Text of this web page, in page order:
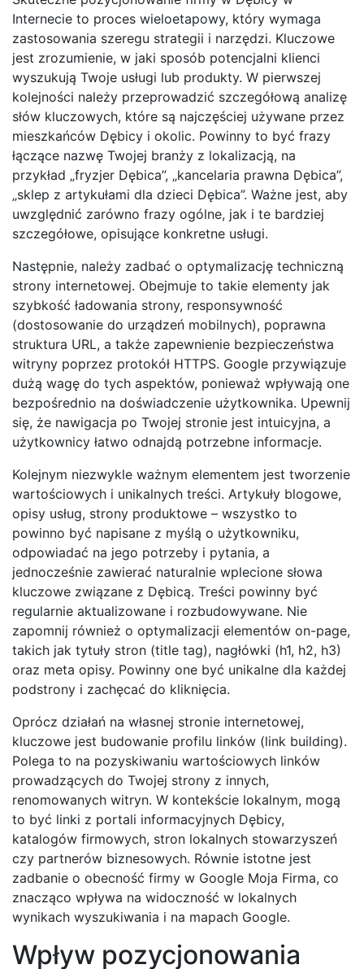
Internecie to proces wieloetapowy, który wymaga
zastosowania szeregu strategii i narzędzi. Kluczowe
jest zrozumienie, w jaki sposób potencjalni klienci
wyszukują Twoje usługi lub produkty. W pierwszej
kolejności należy przeprowadzić szczegółową analizę
słów kluczowych, które są najczęściej używane przez
mieszkańców Dębicy i okolic. Powinny to być frazy
łączące nazwę Twojej branży z lokalizacją, na
przykład „fryzjer Dębica”, „kancelaria prawna Dębica”,
„sklep z artykułami dla dzieci Dębica”. Ważne jest, aby
uwzględnić zarówno frazy ogólne, jak i te bardziej
szczegółowe, opisujące konkretne usługi.
Następnie, należy zadbać o optymalizację techniczną
strony internetowej. Obejmuje to takie elementy jak
szybkość ładowania strony, responsywność
(dostosowanie do urządzeń mobilnych), poprawna
struktura URL, a także zapewnienie bezpieczeństwa
witryny poprzez protokół HTTPS. Google przywiązuje
dużą wagę do tych aspektów, ponieważ wpływają one
bezpośrednio na doświadczenie użytkownika. Upewnij
się, że nawigacja po Twojej stronie jest intuicyjna, a
użytkownicy łatwo odnajdą potrzebne informacje.
Kolejnym niezwykle ważnym elementem jest tworzenie
wartościowych i unikalnych treści. Artykuły blogowe,
opisy usług, strony produktowe – wszystko to
powinno być napisane z myślą o użytkowniku,
odpowiadać na jego potrzeby i pytania, a
jednocześnie zawierać naturalnie wplecione słowa
kluczowe związane z Dębicą. Treści powinny być
regularnie aktualizowane i rozbudowywane. Nie
zapomnij również o optymalizacji elementów on-page,
takich jak tytuły stron (title tag), nagłówki (h1, h2, h3)
oraz meta opisy. Powinny one być unikalne dla każdej
podstrony i zachęcać do kliknięcia.
Oprócz działań na własnej stronie internetowej,
kluczowe jest budowanie profilu linków (link building).
Polega to na pozyskiwaniu wartościowych linków
prowadzących do Twojej strony z innych,
renomowanych witryn. W kontekście lokalnym, mogą
to być linki z portali informacyjnych Dębicy,
katalogów firmowych, stron lokalnych stowarzyszeń
czy partnerów biznesowych. Równie istotne jest
zadbanie o obecność firmy w Google Moja Firma, co
znacząco wpływa na widoczność w lokalnych
wynikach wyszukiwania i na mapach Google.
Wpływ pozycjonowania